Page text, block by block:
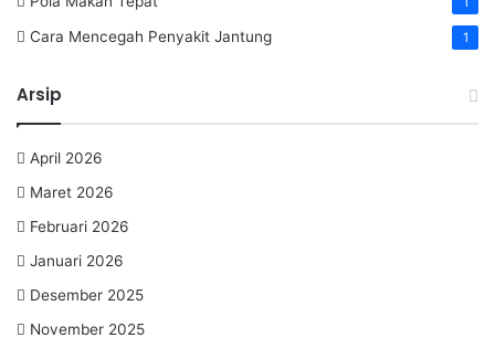
Cara Mencegah Penyakit Jantung 1
Arsip
April 2026
Maret 2026
Februari 2026
Januari 2026
Desember 2025
November 2025